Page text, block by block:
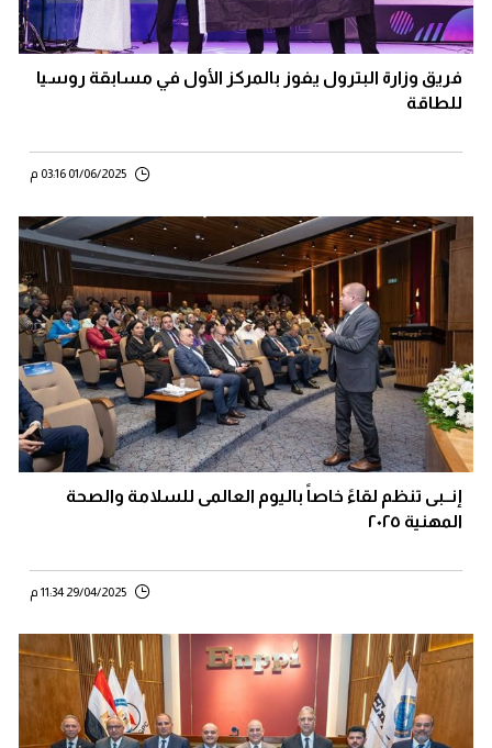
فريق وزارة البترول يفوز بالمركز الأول في مسابقة روسيا
للطاقة
01/06/2025 03:16 م
إنــبى تنظم لقاءً خاصاً باليوم العالمى للسلامة والصحة
المهنية ٢٠٢٥
29/04/2025 11:34 م